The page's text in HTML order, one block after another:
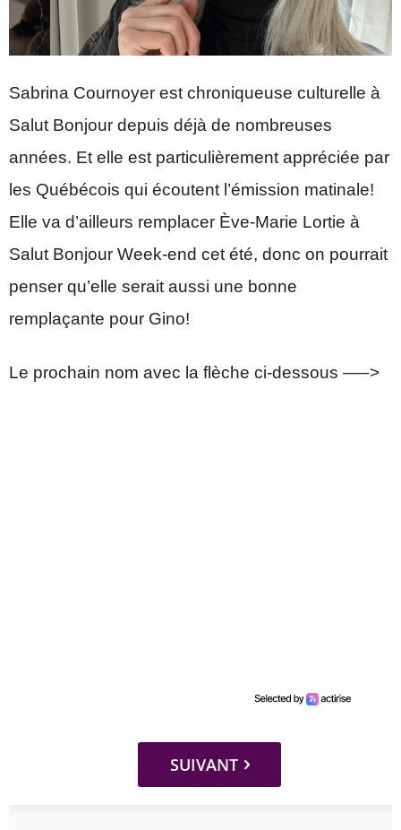
Sabrina Cournoyer est chroniqueuse culturelle à
Salut Bonjour depuis déjà de nombreuses
années. Et elle est particulièrement appréciée par
les Québécois qui écoutent l’émission matinale!
Elle va d’ailleurs remplacer Ève-Marie Lortie à
Salut Bonjour Week-end cet été, donc on pourrait
penser qu’elle serait aussi une bonne
remplaçante pour Gino!
Le prochain nom avec la flèche ci-dessous —–>
SUIVANT